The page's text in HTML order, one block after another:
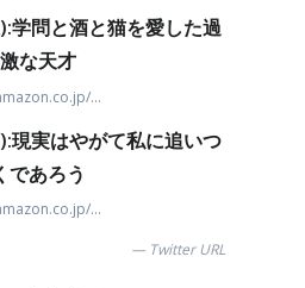
学問と酒と猫を愛した過
激な天才
...
現実はやがて私に追いつ
であろう
...
Twitter URL